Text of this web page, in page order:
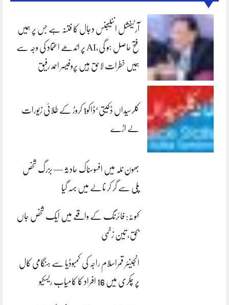
آرٹیفشل انٹلیجنس دجال کا فتنہ ہے جس پر ہمیں
فتح حاصل ہو گی،AI پر اندھے اعتماد کی وجہ سے
ہمیں خطرات لاحق ہیں پروفیسر احمد رفیق
کلرسیداں ڈکیتی‘ڈاکو1 کروڑ کے طلائی زیورات
لے اڑے
بھون نلہ میں افسوسناک حادثہ — بزرگ شخص
پلی سے گر کر نالے میں بہہ گیا
کہوٹہ: فائرنگ کے واقعے میں ایک شخص جاں
بحق، تین زخمی
انجینئر قمراسلام راجہ کی کمبوڈیا سے ہنگامی کال
پر چکری میں 16 افراد کا کامیاب ریسکیو